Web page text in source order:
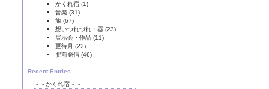
かくれ宿 (1)
音楽 (31)
旅 (67)
想いつれづれ・器 (23)
展示会・作品 (11)
更待月 (22)
肥前発信 (46)
Recent Entries
～～かくれ宿～～